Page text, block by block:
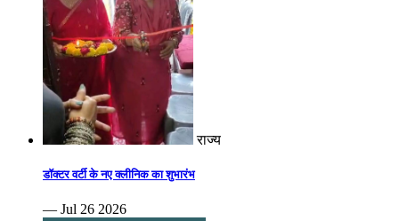
राज्य
डॉक्टर वर्टी के नए क्लीनिक का शुभारंभ
— Jul 26 2026